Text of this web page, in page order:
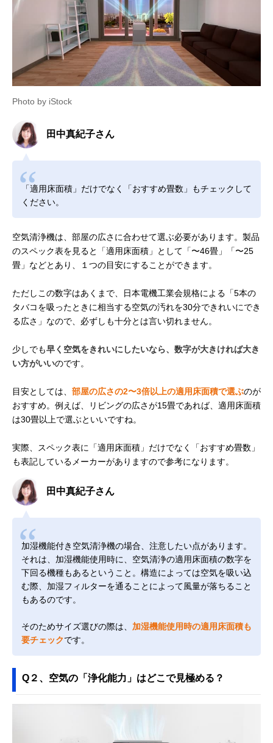
Photo by iStock
田中真紀子さん
「適用床面積」だけでなく「おすすめ畳数」もチェックして
ください。
空気清浄機は、部屋の広さに合わせて選ぶ必要があります。製品
のスペック表を見ると「適用床面積」として「〜46畳」「〜25
畳」などとあり、１つの目安にすることができます。
ただしこの数字はあくまで、日本電機工業会規格による「5本の
タバコを吸ったときに相当する空気の汚れを30分できれいにでき
る広さ」なので、必ずしも十分とは言い切れません。
少しでも早く空気をきれいにしたいなら、数字が大きければ大き
い方がいいのです。
目安としては、 部屋の広さの2〜3倍以上の適用床面積で選ぶのが
おすすめ。例えば、リビングの広さが15畳であれば、適用床面積
は30畳以上で選ぶといいですね。
実際、スペック表に「適用床面積」だけでなく「おすすめ畳数」
も表記しているメーカーがありますので参考になります。
田中真紀子さん
加湿機能付き空気清浄機の場合、注意したい点があります。
それは、加湿機能使用時に、空気清浄の適用床面積の数字を
下回る機種もあるということ。構造によっては空気を吸い込
む際、加湿フィルターを通ることによって風量が落ちること
もあるのです。
そのためサイズ選びの際は、 加湿機能使用時の適用床面積も
要チェックです。
Q２、空気の「浄化能力」はどこで見極める？